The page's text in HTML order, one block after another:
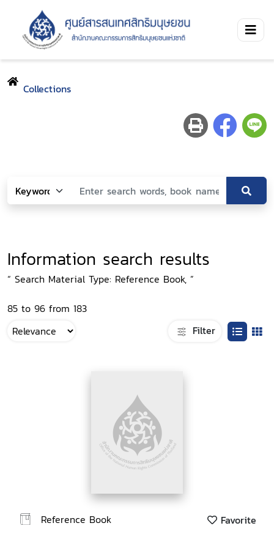
Collections
Information search results
“ Search Material Type: Reference Book, ”
85 to 96 from 183
Filter
Reference Book Favorite